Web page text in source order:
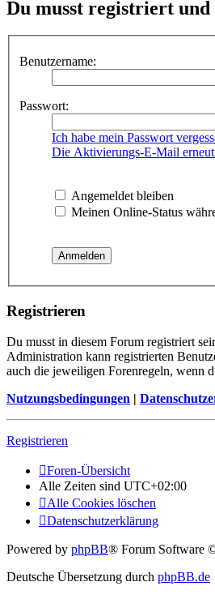
Du musst registriert und
Benutzername:
Passwort:
Ich habe mein Passwort
Die Aktivierungs-E-Mail erneut
Angemeldet bleiben
Meinen Online-Status
Registrieren
Du musst in diesem Forum registriert
Administration kann registrierten
auch die jeweiligen Forenregeln, wenn
Nutzungsbedingungen |
Registrieren
Foren-Übersicht
Alle Zeiten sind UTC+02:00
Alle Cookies löschen
Datenschutzerklärung
Powered by phpBB® Forum Software
Deutsche Übersetzung durch phpBB.de